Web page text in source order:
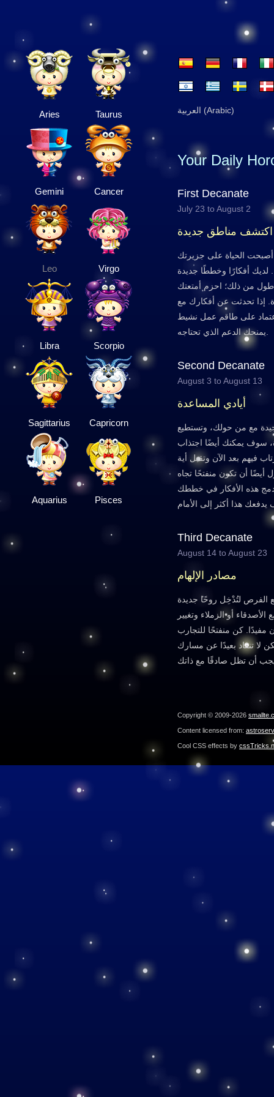
Aries Taurus
Gemini Cancer
Leo Virgo
Libra Scorpio
Sagittarius Capricorn
Aquarius Pisces
العربية (Arabic)
Your Daily
First Decanate
July 23 to August 2
اكتشف مناطق جديدة
الحياة على جزيرتك
لديك أفكارًا وخططًا جديدة
أطول من ذلك؛ احزم أمتعتك
إذا تحدثت عن أفكارك مع
على طاقم عمل نشيط
Second Decanate
August 3 to August 13
أيادي المساعدة
مع من حولك، وتستطيع
يمكنك أيضًا اجتذاب
فيهم بعد الآن وتقبل أية
أيضًا أن تكون منفتحًا تجاه
دمج هذه الأفكار في خططك
Third Decanate
August 14 to August 23
مصادر الإلهام
لتُدْخِل روحًا جديدة
أو الزملاء وتغيير
مفيدًا. كن منفتحًا للتجارب
لا تنقاد بعيدًا عن مسارك
Copyright © 2009-2026
Content licensed from:
Cool CSS effects by